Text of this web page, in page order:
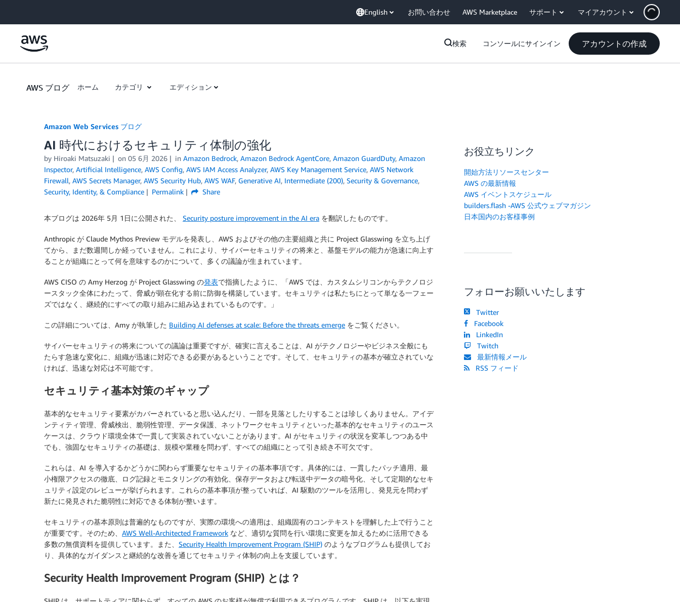
English お問い合わせ AWS Marketplace サポート マイアカウント
検索 コンソールにサインイン アカウントの作成
AWS ブログ ホーム カテゴリ エディション
Amazon Web Services ブログ
AI 時代におけるセキュリティ体制の強化
by Hiroaki Matsuzaki on 05 6月 2026 in Amazon Bedrock, Amazon Bedrock AgentCore, Amazon GuardDuty, Amazon
Inspector, Artificial Intelligence, AWS Config, AWS IAM Access Analyzer, AWS Key Management Service, AWS Network
Firewall, AWS Secrets Manager, AWS Security Hub, AWS WAF, Generative AI, Intermediate (200), Security & Governance,
Security, Identity, & Compliance
Permalink Share
本ブログは 2026年 5月 1日に公開された、 Security posture improvement in the AI era を翻訳したものです。
Anthropic が Claude Mythos Preview モデルを発表し、AWS およびその他の主要組織と共に Project Glasswing を立ち上げ
てから、まだ数週間しか経っていません。これにより、サイバーセキュリティの将来と、基盤モデルの能力が急速に向上す
ることが組織にとって何を意味するのかについて、多くの議論が生まれています。
AWS CISO の Amy Herzog が Project Glasswing の発表で指摘したように、「AWS では、カスタムシリコンからテクノロジ
ースタック全体にわたって、脅威が顕在化する前に防御を構築しています。セキュリティは私たちにとって単なる一フェー
ズではなく、継続的にすべての取り組みに組み込まれているものです。」
この詳細については、Amy が執筆した Building AI defenses at scale: Before the threats emerge をご覧ください。
サイバーセキュリティの将来についての議論は重要ですが、確実に言えることは、AI がテクノロジーやビジネス全般にも
たらす急速な変化に、組織が迅速に対応できる必要があるということです。そして、セキュリティの基本が確立されていな
ければ、迅速な対応は不可能です。
セキュリティ基本対策のギャップ
基本的なセキュリティ要素がカバーされていると思い込んだり、一部を見落としたりすることは珍しくありません。アイデ
ンティティ管理、脅威検出、脆弱性管理、データ保護、ネットワークセキュリティといった基本的なセキュリティのユース
ケースは、クラウド環境全体で一貫して実装されていないことがあります。AI がセキュリティの状況を変革しつつある中
でも、強固なセキュリティの基礎は、規模や業種を問わず、すべての組織にとって引き続き不可欠です。
これらは、AI を導入するかどうかに関わらず重要なセキュリティの基本事項です。具体的には、一貫したパッチ適用、最
小権限アクセスの徹底、ログ記録とモニタリングの有効化、保存データおよび転送中データの暗号化、そして定期的なセキ
ュリティ設定のレビューが挙げられます。これらの基本事項が整っていれば、AI 駆動のツールを活用し、発見元を問わず
新たに発見された脆弱性に対応できる体制が整います。
セキュリティの基本原則は普遍的なものですが、実際の環境への適用は、組織固有のコンテキストを理解した上で行うこと
が重要です。そのため、 AWS Well-Architected Framework など、適切な質問を行い環境に変更を加えるために活用できる
多数の無償資料を提供しています。また、 Security Health Improvement Program (SHIP) のようなプログラムも提供してお
り、具体的なガイダンスと継続的な改善を通じてセキュリティ体制の向上を支援しています。
Security Health Improvement Program (SHIP) とは？
お役立ちリンク
開始方法リソースセンター
AWS の最新情報
AWS イベントスケジュール
builders.flash -AWS 公式ウェブマガジン
日本国内のお客様事例
フォローお願いいたします
Twitter
Facebook
LinkedIn
Twitch
最新情報メール
RSS フィード